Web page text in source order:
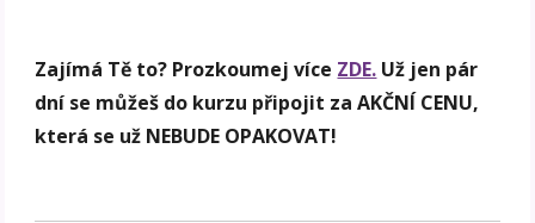
Zajímá Tě to? Prozkoumej více ZDE. Už jen pár
dní se můžeš do kurzu připojit za AKČNÍ CENU,
která se už NEBUDE OPAKOVAT!